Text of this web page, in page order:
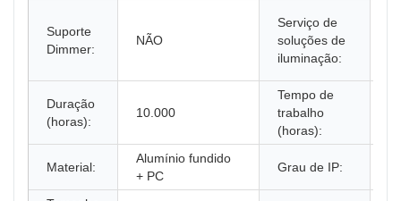
Suporte
Dimmer:
NÃO
Serviço de
soluções de
iluminação:
Duração
(horas):
10.000
Tempo de
trabalho
(horas):
Material:
Alumínio fundido
+ PC
Grau de IP: